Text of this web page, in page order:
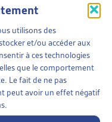
utilisons des
et/ou accéder aux
à ces technologies
que le comportement
Le fait de ne pas
peut avoir un effet négatif
»
(LAVI)
(LAVI): LES ENJEUX
2003
(LAVI)